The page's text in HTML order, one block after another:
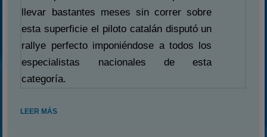
llevar bastantes meses sin correr sobre
esta superficie el piloto catalán disputó un
rallye perfecto imponiéndose a todos los
especialistas nacionales de esta
categoría.
LEER MÁS